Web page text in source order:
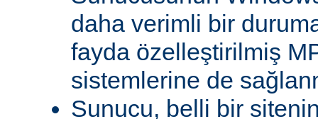
daha verimli bir
fayda özelleştirilmiş
sistemlerine de
Sunucu, belli bir